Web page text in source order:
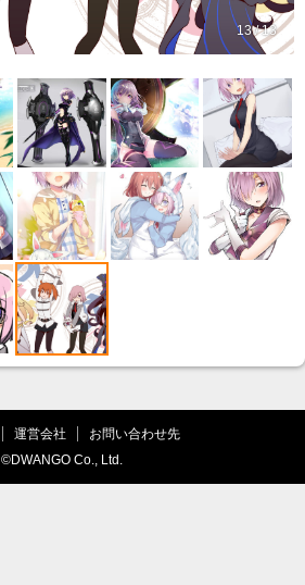
13 / 13
運営会社
お問い合わせ先
©DWANGO Co., Ltd.